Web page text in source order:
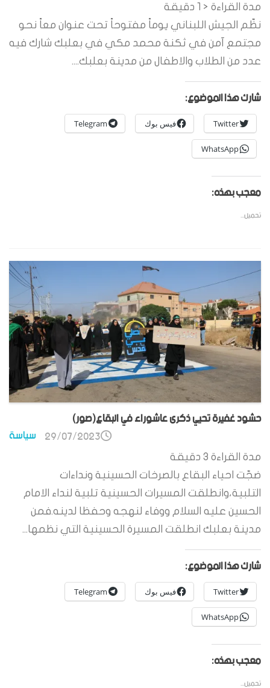
مدة القراءة < 1
دقيقة
نظّم الجيش اللبناني يوماً مفتوحاً تحت عنوان معاً نحو
مجتمع آمن في ثكنة محمد مكي في بعلبك شارك فيه
عدد من الطلاب والاطفال من مدينة بعلبك....
شارك هذا الموضوع:
Twitter فيس بوك Telegram
WhatsApp
معجب بهذه:
تحميل...
حشود غفيرة تحيي ذكرى عاشوراء في البقاع(صور)
سياسة 29/07/2023
مدة القراءة 3 دقيقة
ضجّت احياء البقاع بالصرخات الحسينية ونداءات
التلبية،وانطلقت المسيرات الحسينية تلبية لنداء الامام
الحسين عليه السلام ووفاء لنهجه وحفظا لدينه.فمن
مدينة بعلبك انطلقت المسيرة الحسينية التي نظمها...
شارك هذا الموضوع:
Twitter فيس بوك Telegram
WhatsApp
معجب بهذه:
تحميل...